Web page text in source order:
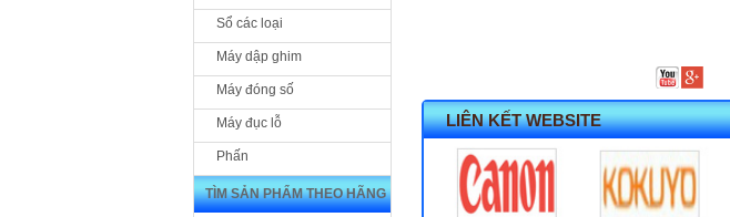
Sổ các loại
Máy dập ghim
Máy đóng số
Máy đục lỗ
Phấn
TÌM SẢN PHẨM THEO HÃNG
LIÊN KẾT WEBSITE